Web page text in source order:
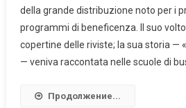
della grande distribuzione noto per i
programmi di beneficenza. Il suo
copertine delle riviste; la sua storia —
— veniva raccontata nelle scuole di
Продолжение...